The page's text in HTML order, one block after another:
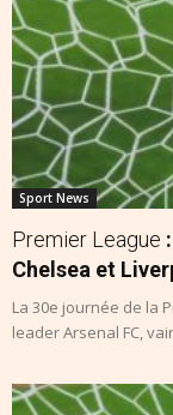
Sport News
Premier League
Chelsea et
La 30e journée de la
leader Arsenal FC,